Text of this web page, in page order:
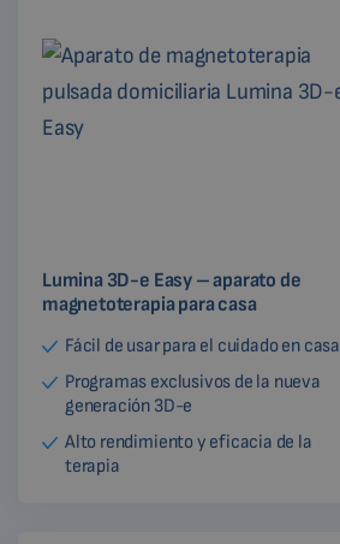
Lumina 3D-e Easy – aparato de
magnetoterapia para casa
Fácil de usar para el cuidado en casa
Programas exclusivos de la nueva
generación 3D-e
Alto rendimiento y eficacia de la
terapia